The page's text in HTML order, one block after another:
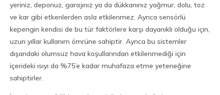
yeriniz, deponuz, garajınız ya da dükkanınız yağmur, dolu, toz
ve kar gibi etkenlerden asla etkilenmez. Ayrıca sensörlü
kepengin kendisi de bu tür faktörlere karşı dayanıklı olduğu için,
uzun yıllar kullanım ömrüne sahiptir. Ayrıca bu sistemler
dışarıdaki olumsuz hava koşullarından etkilenmediği için
içerideki ısıyı da %75’e kadar muhafaza etme yeteneğine
sahiptirler.